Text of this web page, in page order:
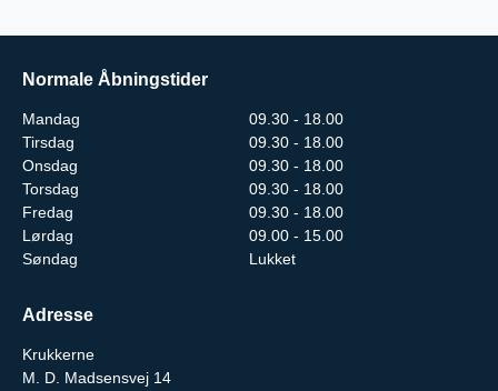
Normale Åbningstider
Mandag
09.30 - 18.00
Tirsdag
09.30 - 18.00
Onsdag
09.30 - 18.00
Torsdag
09.30 - 18.00
Fredag
09.30 - 18.00
Lørdag
09.00 - 15.00
Søndag
Lukket
Adresse
Krukkerne
M. D. Madsensvej 14